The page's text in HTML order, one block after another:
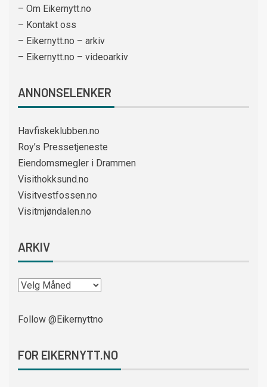
– Om Eikernytt.no
– Kontakt oss
– Eikernytt.no – arkiv
– Eikernytt.no – videoarkiv
ANNONSELENKER
Havfiskeklubben.no
Roy’s Pressetjeneste
Eiendomsmegler i Drammen
Visithokksund.no
Visitvestfossen.no
Visitmjøndalen.no
ARKIV
Follow @Eikernyttno
FOR EIKERNYTT.NO